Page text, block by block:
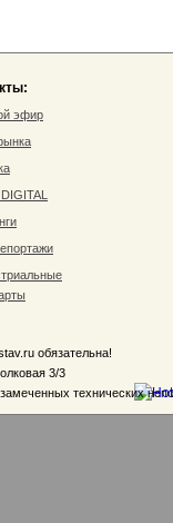
эфир
обязательна!
3/3
технических